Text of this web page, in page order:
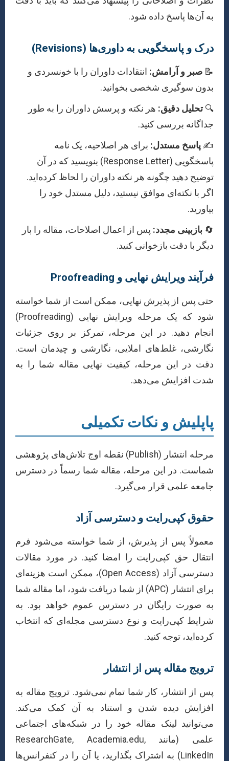
به آن‌ها پاسخ داده شود.
درک و پاسخگویی به داوری‌ها (Revisions)
📝 صبر و آرامش: انتقادات داوران را با خونسردی و
بدون سوگیری شخصی بخوانید.
🔍 تحلیل دقیق: هر نکته و پرسش داوران را به طور
جداگانه بررسی کنید.
✍️ پاسخ مستدل: برای هر اصلاحیه، یک نامه
پاسخگویی (Response Letter) بنویسید که در آن
توضیح دهید چگونه هر نکته داوران را لحاظ کرده‌اید.
اگر با نکته‌ای موافق نیستید، دلیل مستدل خود را
بیاورید.
🔄 بازبینی مجدد: پس از اعمال اصلاحات، مقاله را بار
دیگر با دقت بازخوانی کنید.
فرآیند ویرایش نهایی و Proofreading
حتی پس از پذیرش نهایی، ممکن است از شما خواسته
شود که یک مرحله ویرایش نهایی (Proofreading)
انجام دهید. در این مرحله، تمرکز بر روی جزئیات
نگارشی، غلط‌های املایی، نگارشی و چیدمان است.
دقت در این مرحله، کیفیت نهایی مقاله شما را به
شدت افزایش می‌دهد.
پاپلیش و نکات تکمیلی
مرحله انتشار (Publish) نقطه اوج تلاش‌های پژوهشی
شماست. در این مرحله، مقاله شما رسماً در دسترس
جامعه علمی قرار می‌گیرد.
حقوق کپی‌رایت و دسترسی آزاد
معمولاً پس از پذیرش، از شما خواسته می‌شود فرم
انتقال حق کپی‌رایت را امضا کنید. در مورد مقالات
دسترسی آزاد (Open Access)، ممکن است هزینه‌ای
برای انتشار (APC) از شما دریافت شود، اما مقاله شما
به صورت رایگان در دسترس عموم خواهد بود. به
شرایط کپی‌رایت و نوع دسترسی مجله‌ای که انتخاب
کرده‌اید، توجه کنید.
ترویج مقاله پس از انتشار
پس از انتشار، کار شما تمام نمی‌شود. ترویج مقاله به
افزایش دیده شدن و استناد به آن کمک می‌کند.
می‌توانید لینک مقاله خود را در شبکه‌های اجتماعی
علمی (مانند ResearchGate, Academia.edu,
LinkedIn) به اشتراک بگذارید، یا آن را در کنفرانس‌ها